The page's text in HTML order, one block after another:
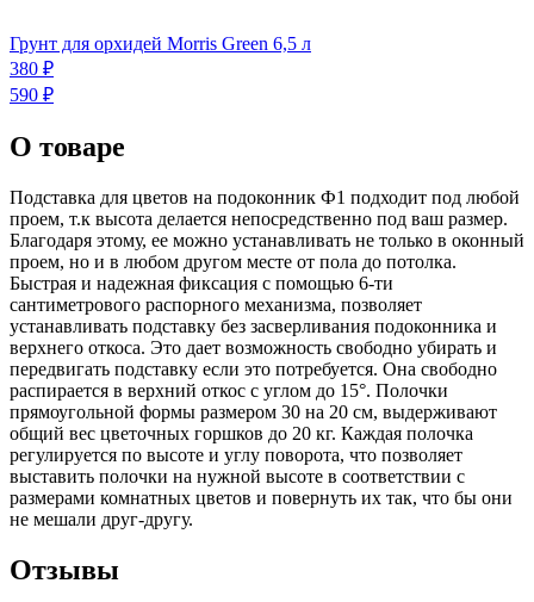
Грунт для орхидей Morris Green 6,5 л
380 ₽
590 ₽
О товаре
Подставка для цветов на подоконник Ф1 подходит под любой
проем, т.к высота делается непосредственно под ваш размер.
Благодаря этому, ее можно устанавливать не только в оконный
проем, но и в любом другом месте от пола до потолка.
Быстрая и надежная фиксация с помощью 6-ти
сантиметрового распорного механизма, позволяет
устанавливать подставку без засверливания подоконника и
верхнего откоса. Это дает возможность свободно убирать и
передвигать подставку если это потребуется. Она свободно
распирается в верхний откос с углом до 15°. Полочки
прямоугольной формы размером 30 на 20 см, выдерживают
общий вес цветочных горшков до 20 кг. Каждая полочка
регулируется по высоте и углу поворота, что позволяет
выставить полочки на нужной высоте в соответствии с
размерами комнатных цветов и повернуть их так, что бы они
не мешали друг-другу.
Отзывы